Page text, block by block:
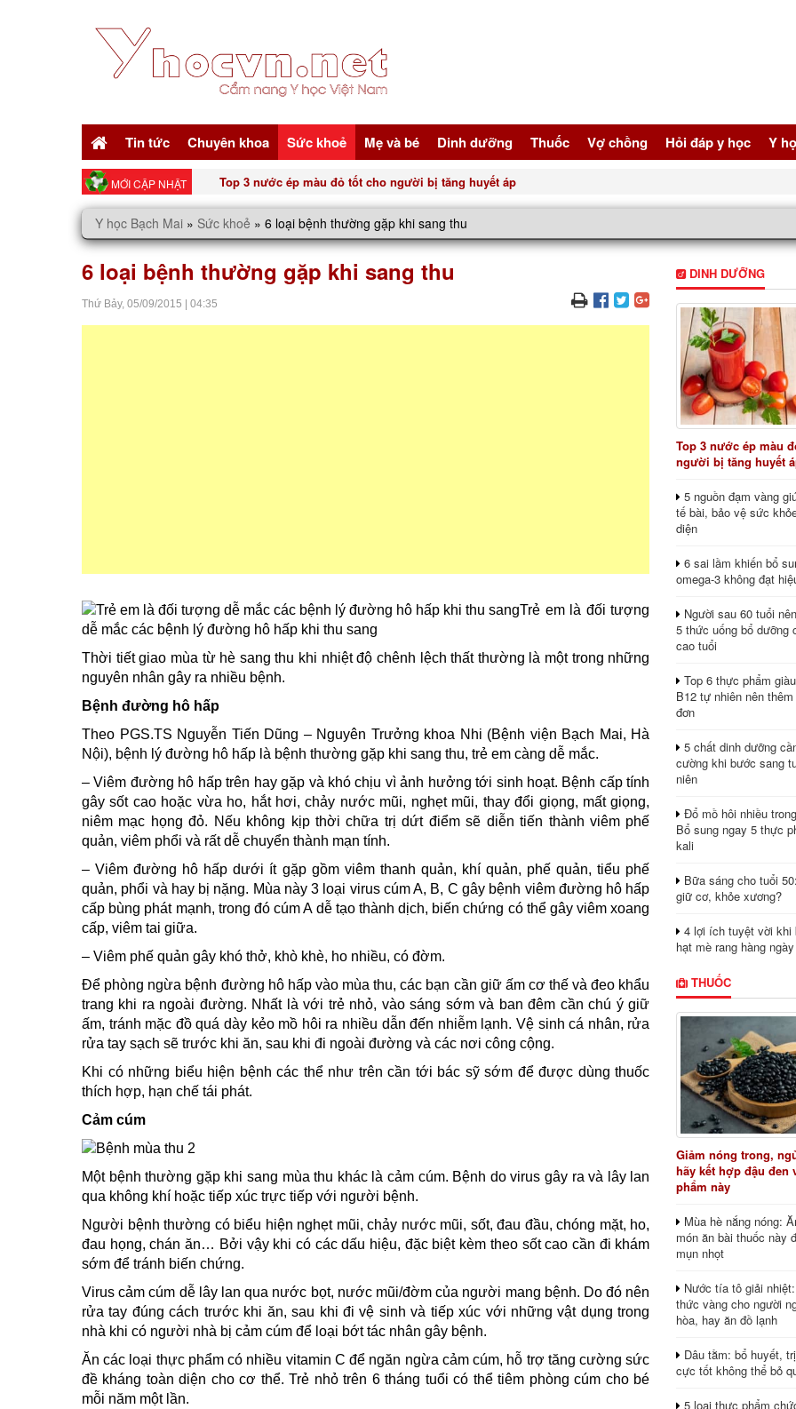
Tin tức Chuyên khoa Sức khoẻ Mẹ và bé Dinh dưỡng Thuốc Vợ chồng Hỏi đáp y học Y
MỚI CẬP NHẬT Top 3 nước ép màu đỏ tốt cho người bị tăng huyết áp
Y học Bạch Mai » Sức khoẻ » 6 loại bệnh thường gặp khi sang thu
6 loại bệnh thường gặp khi sang thu
Thứ Bảy, 05/09/2015 04:35
Trẻ em là đối tượng
dễ mắc các bệnh lý đường hô hấp khi thu sang
Thời tiết giao mùa từ hè sang thu khi nhiệt độ chênh lệch thất thường là một trong những
nguyên nhân gây ra nhiều bệnh.
Bệnh đường hô hấp
Theo PGS.TS Nguyễn Tiến Dũng – Nguyên Trưởng khoa Nhi (Bệnh viện Bạch Mai, Hà
Nội), bệnh lý đường hô hấp là bệnh thường gặp khi sang thu, trẻ em càng dễ mắc.
– Viêm đường hô hấp trên hay gặp và khó chịu vì ảnh hưởng tới sinh hoạt. Bệnh cấp tính
gây sốt cao hoặc vừa ho, hắt hơi, chảy nước mũi, nghẹt mũi, thay đổi giọng, mất giọng,
niêm mạc họng đỏ. Nếu không kịp thời chữa trị dứt điểm sẽ diễn tiến thành viêm phế
quản, viêm phổi và rất dễ chuyển thành mạn tính.
– Viêm đường hô hấp dưới ít gặp gồm viêm thanh quản, khí quản, phế quản, tiểu phế
quản, phổi và hay bị nặng. Mùa này 3 loại virus cúm A, B, C gây bệnh viêm đường hô hấp
cấp bùng phát mạnh, trong đó cúm A dễ tạo thành dịch, biến chứng có thể gây viêm xoang
cấp, viêm tai giữa.
– Viêm phế quản gây khó thở, khò khè, ho nhiều, có đờm.
Để phòng ngừa bệnh đường hô hấp vào mùa thu, các bạn cần giữ ấm cơ thế và đeo khẩu
trang khi ra ngoài đường. Nhất là với trẻ nhỏ, vào sáng sớm và ban đêm cần chú ý giữ
ấm, tránh mặc đồ quá dày kẻo mồ hôi ra nhiều dẫn đến nhiễm lạnh. Vệ sinh cá nhân, rửa
rửa tay sạch sẽ trước khi ăn, sau khi đi ngoài đường và các nơi công cộng.
Khi có những biểu hiện bệnh các thể như trên cần tới bác sỹ sớm để được dùng thuốc
thích hợp, hạn chế tái phát.
Cảm cúm
Một bệnh thường gặp khi sang mùa thu khác là cảm cúm. Bệnh do virus gây ra và lây lan
qua không khí hoặc tiếp xúc trực tiếp với người bệnh.
Người bệnh thường có biểu hiện nghẹt mũi, chảy nước mũi, sốt, đau đầu, chóng mặt, ho,
đau họng, chán ăn… Bởi vậy khi có các dấu hiệu, đặc biệt kèm theo sốt cao cần đi khám
sớm để tránh biến chứng.
Virus cảm cúm dễ lây lan qua nước bọt, nước mũi/đờm của người mang bệnh. Do đó nên
rửa tay đúng cách trước khi ăn, sau khi đi vệ sinh và tiếp xúc với những vật dụng trong
nhà khi có người nhà bị cảm cúm để loại bớt tác nhân gây bệnh.
Ăn các loại thực phẩm có nhiều vitamin C để ngăn ngừa cảm cúm, hỗ trợ tăng cường sức
đề kháng toàn diện cho cơ thể. Trẻ nhỏ trên 6 tháng tuổi có thể tiêm phòng cúm cho bé
mỗi năm một lần.
DINH DƯỠNG
Top 3 nước ép màu
người bị tăng huyết
5 nguồn đạm vàng
tế bài, bảo vệ sức
diện
6 sai lầm khiến bổ
omega-3 không đạt
Người sau 60 tuổi
5 thức uống bổ dưỡng
cao tuổi
Top 6 thực phẩm
B12 tự nhiên nên
đơn
5 chất dinh dưỡng
cường khi bước sang
niên
Đổ mồ hôi nhiều
Bổ sung ngay 5 thực
kali
Bữa sáng cho tuổi
giữ cơ, khỏe xương?
4 lợi ích tuyệt vời khi
hạt mè rang hàng ngày
THUỐC
Giảm nóng trong,
hãy kết hợp đậu đen
phẩm này
Mùa hè nắng nóng:
món ăn bài thuốc này
mụn nhọt
Nước tía tô giải
thức vàng cho người
hòa, hay ăn đồ lạnh
Dâu tằm: bổ huyết,
cực tốt không thể bỏ
5 loại thực phẩm